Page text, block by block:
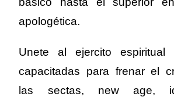
apologética.
Unete al ejercito espiritual
capacitadas para frenar el
las sectas, new age,